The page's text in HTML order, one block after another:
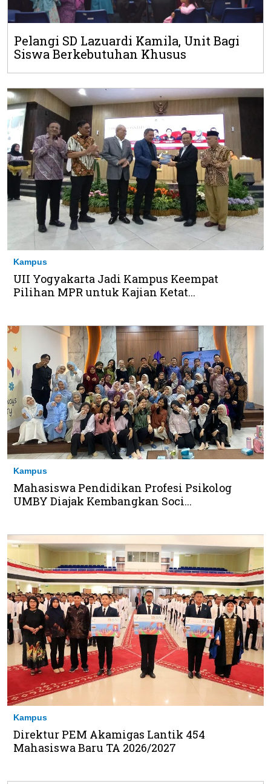
Pelangi SD Lazuardi Kamila, Unit Bagi
Siswa Berkebutuhan Khusus
Kampus
UII Yogyakarta Jadi Kampus Keempat
Pilihan MPR untuk Kajian Ketat...
Kampus
Mahasiswa Pendidikan Profesi Psikolog
UMBY Diajak Kembangkan Soci...
Kampus
Direktur PEM Akamigas Lantik 454
Mahasiswa Baru TA 2026/2027